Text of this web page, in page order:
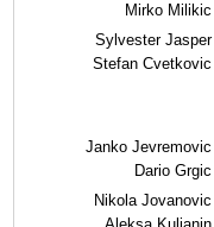
Mirko Milikic
Sylvester Jasper
Stefan Cvetkovic
Janko Jevremovic
Dario Grgic
Nikola Jovanovic